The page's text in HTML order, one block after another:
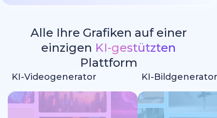
Alle Ihre Grafiken auf einer
einzigen KI-gestützten
Plattform
KI-Videogenerator KI-Bildgenerator